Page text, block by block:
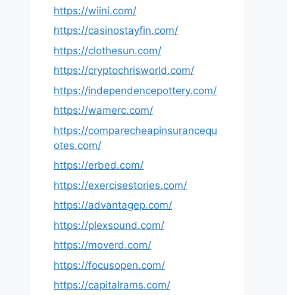
https://wiini.com/
https://casinostayfin.com/
https://clothesun.com/
https://cryptochrisworld.com/
https://independencepottery.com/
https://wamerc.com/
https://comparecheapinsurancequ
otes.com/
https://erbed.com/
https://exercisestories.com/
https://advantagep.com/
https://plexsound.com/
https://moverd.com/
https://focusopen.com/
https://capitalrams.com/